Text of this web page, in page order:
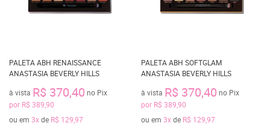
PALETA ABH RENAISSANCE
ANASTASIA BEVERLY HILLS
à vista R$ 370,40 no Pix
por R$ 389,90
ou em 3xde R$ 129,97
PALETA ABH SOFTGLAM
ANASTASIA BEVERLY HILLS
à vista R$ 370,40 no Pix
por R$ 389,90
ou em 3xde R$ 129,97